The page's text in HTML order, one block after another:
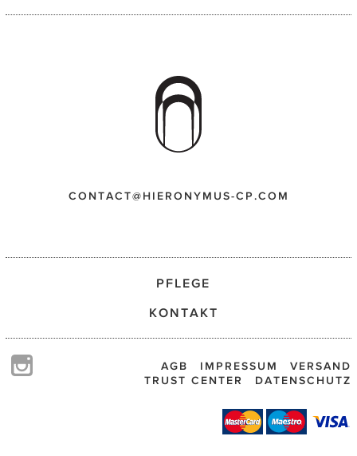
CONTACT@HIERONYMUS-CP.COM
PFLEGE
KONTAKT
VERSAND
IMPRESSUM
AGB
DATENSCHUTZ
TRUST CENTER